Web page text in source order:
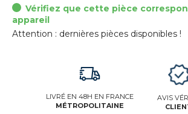
Vérifiez que cette pièce
appareil
Attention : dernières pièces disponibles !
LIVRÉ EN 48H EN FRANCE
MÉTROPOLITAINE
AVIS